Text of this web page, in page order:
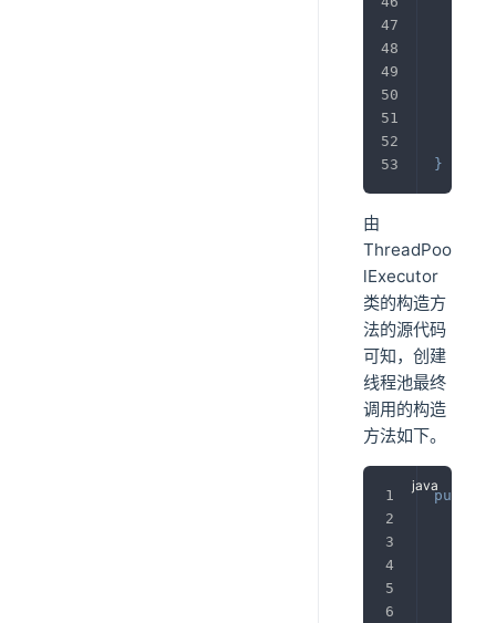
}
由
ThreadPoo
lExecutor
类的构造方
法的源代码
可知，创建
线程池最终
调用的构造
方法如下。
public